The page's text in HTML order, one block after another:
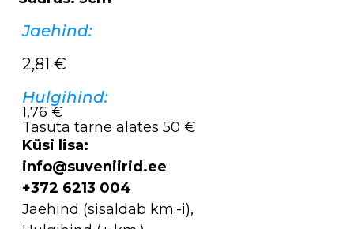
Jaehind:
2,81 €
Hulgihind:
1,76 €
Tasuta tarne alates 50 €
Küsi lisa:
info@suveniirid.ee
+372 6213 004
Jaehind (sisaldab km.-i),